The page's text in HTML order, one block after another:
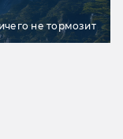
не тормозит